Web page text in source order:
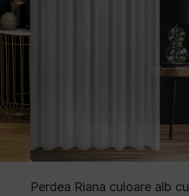
Perdea Riana culoare alb cu